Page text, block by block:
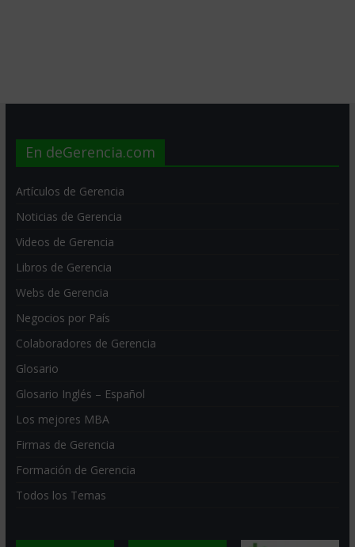
En deGerencia.com
Artículos de Gerencia
Noticias de Gerencia
Videos de Gerencia
Libros de Gerencia
Webs de Gerencia
Negocios por País
Colaboradores de Gerencia
Glosario
Glosario Inglés – Español
Los mejores MBA
Firmas de Gerencia
Formación de Gerencia
Todos los Temas